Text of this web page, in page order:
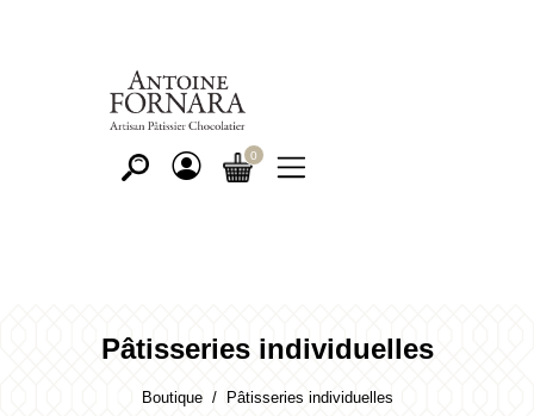
Pâtisseries individuelles
Boutique Pâtisseries individuelles